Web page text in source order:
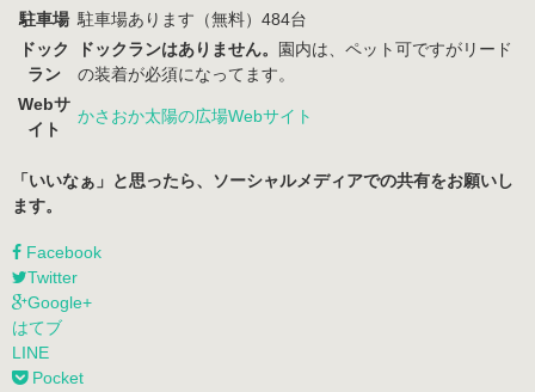
駐車場 駐車場あります（無料）484台
ドック
ラン
ドックランはありません。
園内は、ペット可ですがリード
の装着が必須になってます。
Webサ
イト
かさおか太陽の広場Webサイト
「いいなぁ」と思ったら、ソーシャルメディアでの共有をお願いし
ます。
Facebook
Twitter
Google+
はてブ
LINE
Pocket